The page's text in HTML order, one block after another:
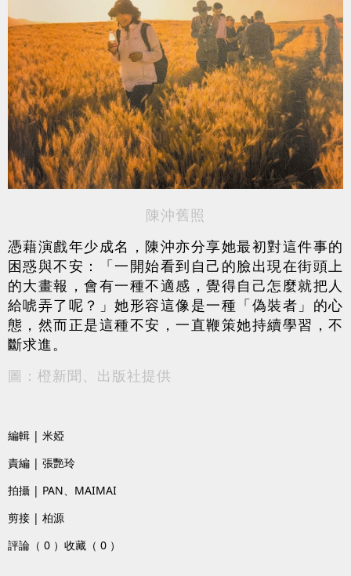
陳沖舊照
憑藉演戲年少成名，陳沖亦分享她最初對這件事的
困惑與不安：「一開始看到自己的臉出現在街頭上
的大畫報，會有一種不適感，覺得自己怎麼就把人
給唬弄了呢？」她形容這像是一種「偽裝者」的心
態，然而正是這種不安，一直鞭策她持續學習，不
斷求進。
圖：橙新聞、出版社提供
編輯 | 米婭
責編 | 張艷玲
拍攝 | PAN、MAIMAI
剪接 | 柏源
評論（ 0 ） 收藏（ 0 ）